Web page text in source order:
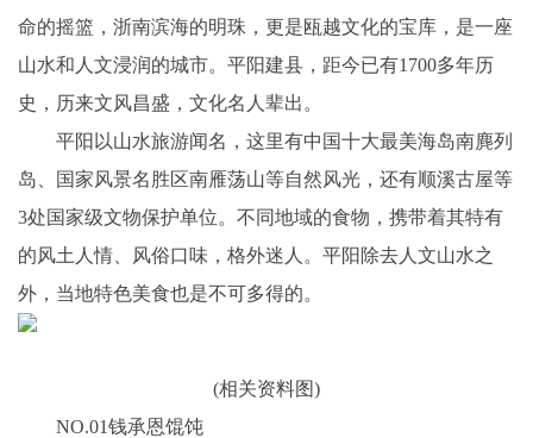
命的摇篮，浙南滨海的明珠，更是瓯越文化的宝库，是一座
山水和人文浸润的城市。平阳建县，距今已有1700多年历
史，历来文风昌盛，文化名人辈出。
平阳以山水旅游闻名，这里有中国十大最美海岛南麂列
岛、国家风景名胜区南雁荡山等自然风光，还有顺溪古屋等
3处国家级文物保护单位。不同地域的食物，携带着其特有
的风土人情、风俗口味，格外迷人。平阳除去人文山水之
外，当地特色美食也是不可多得的。
(相关资料图)
NO.01钱承恩馄饨